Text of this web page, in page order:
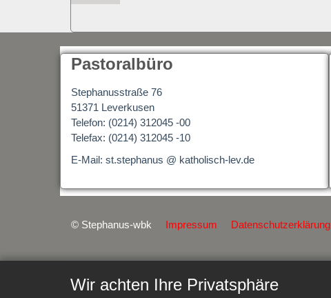
Wir achten Ihre Privatsphäre
Pastoralbüro
Stephanusstraße 76
51371 Leverkusen
Telefon: (0214) 312045 -00
Telefax: (0214) 312045 -10
E-Mail: st.stephanus @ katholisch-lev.de
© Stephanus-wbk Impressum Datenschutzerklärung